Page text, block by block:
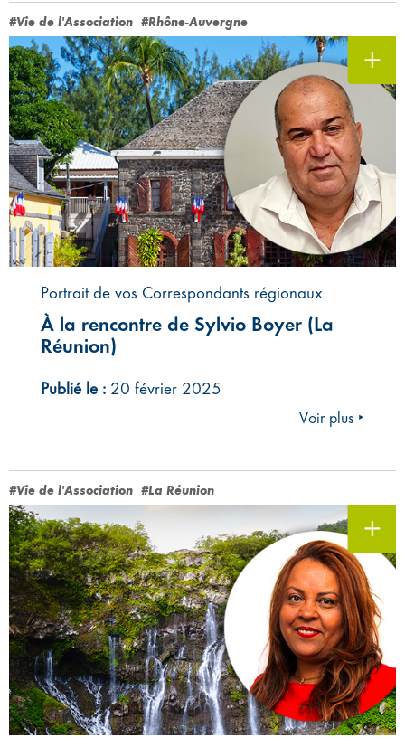
#Vie de l'Association #Rhône-Auvergne
Portrait de vos Correspondants régionaux
À la rencontre de Sylvio Boyer (La
Réunion)
Publié le : 20 février 2025
Voir plus ‣
#Vie de l'Association #La Réunion